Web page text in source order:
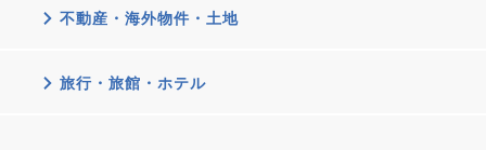
不動産・海外物件・土地
旅行・旅館・ホテル